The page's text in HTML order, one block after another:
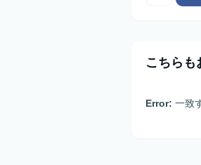
こちらも
Error: 一致